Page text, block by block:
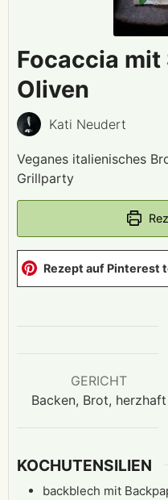
Focaccia mit
Oliven
Kati Neudert
Veganes italienisches
Grillparty
Rezept auf Pinterest
GERICHT
Backen, Brot, herzhaft
KOCHUTENSILIEN
backblech mit